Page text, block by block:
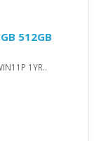
512GB
1YR..